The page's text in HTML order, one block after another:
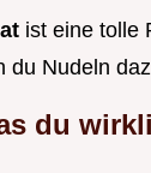
ist eine tolle
du Nudeln
du